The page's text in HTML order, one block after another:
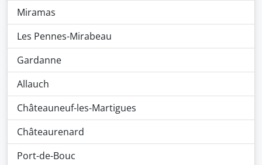
Miramas
Les Pennes-Mirabeau
Gardanne
Allauch
Châteauneuf-les-Martigues
Châteaurenard
Port-de-Bouc